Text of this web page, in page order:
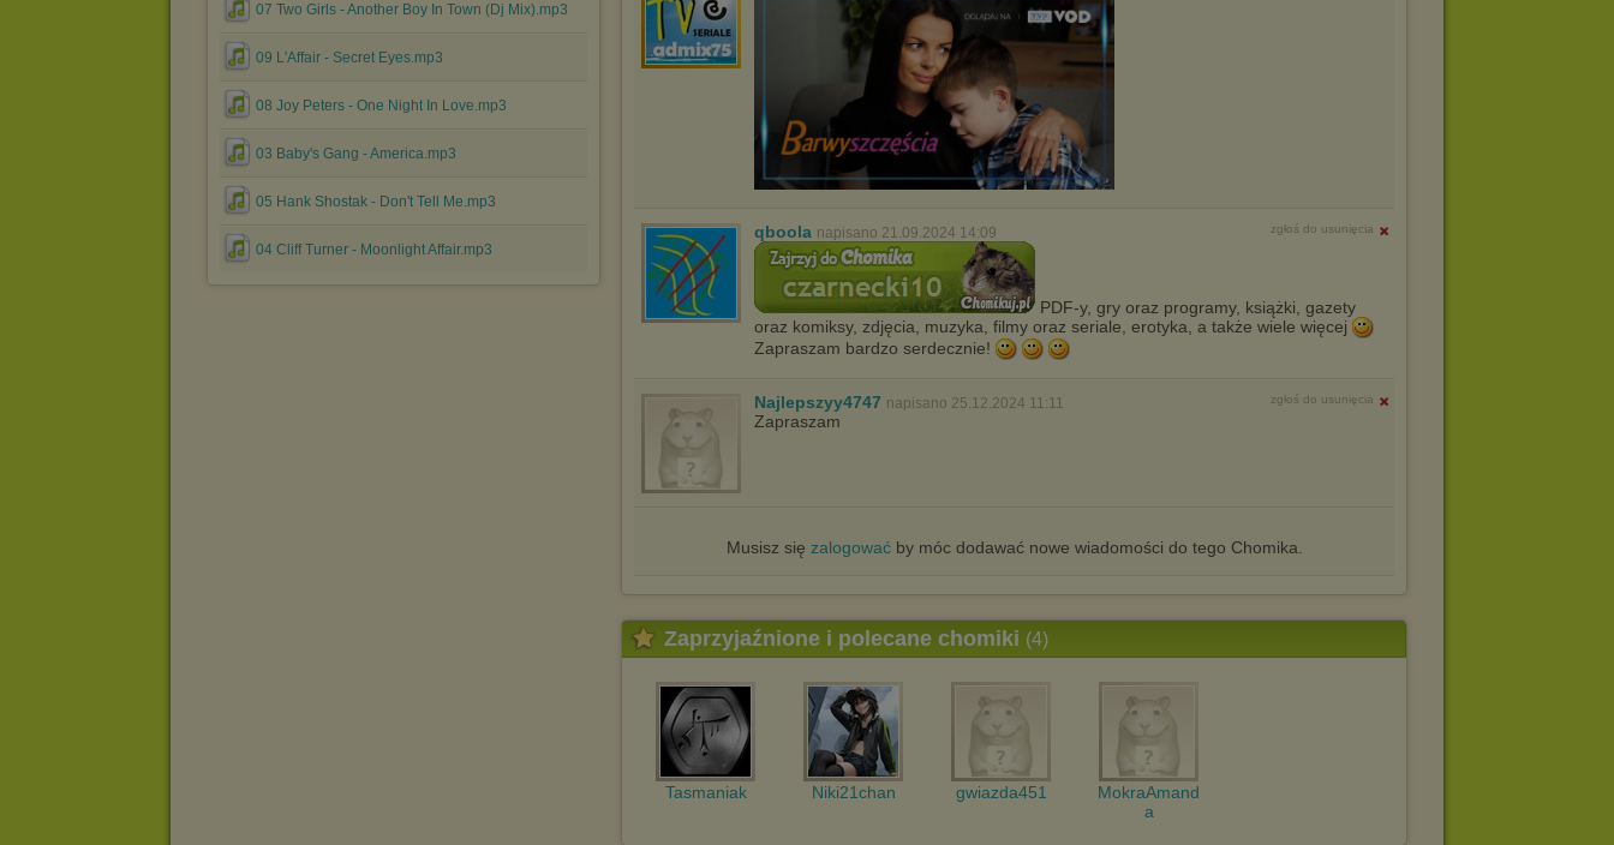
07 Two Girls - Another Boy In Town (Dj Mix).mp3
09 L'Affair - Secret Eyes.mp3
08 Joy Peters - One Night In Love.mp3
03 Baby's Gang - America.mp3
05 Hank Shostak - Don't Tell Me.mp3
04 Cliff Turner - Moonlight Affair.mp3
qboola napisano 21.09.2024 14:09 zgłoś do usunięcia
PDF-y, gry oraz programy, książki, gazety
oraz komiksy, zdjęcia, muzyka, filmy oraz seriale, erotyka, a także wiele więcej
Zapraszam bardzo serdecznie!
Najlepszyy4747 napisano 25.12.2024 11:11 zgłoś do usunięcia
Zapraszam
Musisz się zalogowaćby móc dodawać nowe wiadomości do tego Chomika.
Zaprzyjaźnione i polecane chomiki (4)
Tasmaniak Niki21chan gwiazda451
MokraAmand
a